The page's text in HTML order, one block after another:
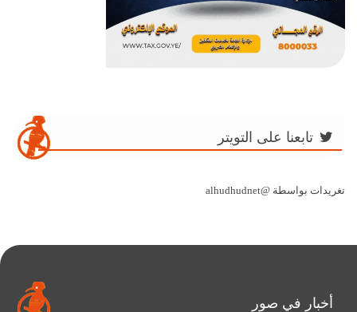
تابعنا على التويتر
تغريدات بواسطة @alhudhudnet
أخبار في صور